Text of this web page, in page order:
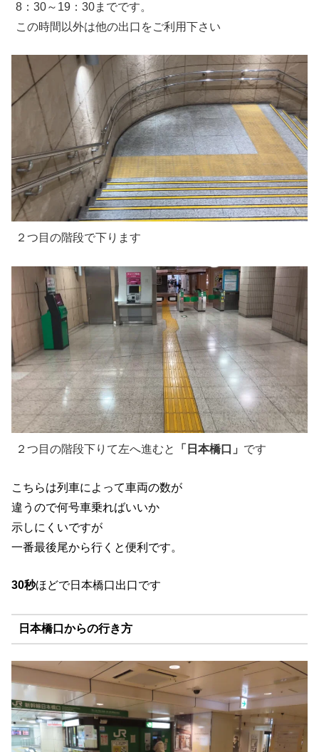
8：30～19：30までです。
この時間以外は他の出口をご利用下さい
２つ目の階段で下ります
２つ目の階段下りて左へ進むと 「日本橋口」 です
こちらは列車によって車両の数が
違うので何号車乗ればいいか
示しにくいですが
一番最後尾から行くと便利です。
30秒ほどで日本橋口出口です
日本橋口からの行き方